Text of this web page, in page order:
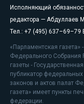
Исполняющий
редактора — Абдуллаев
Тел.: +7 (495) 637–69–79
«Парламентская
Федерального Собрания
газеты -
публикатор
законов и актов палат
газета» имеет пункты
федерации.